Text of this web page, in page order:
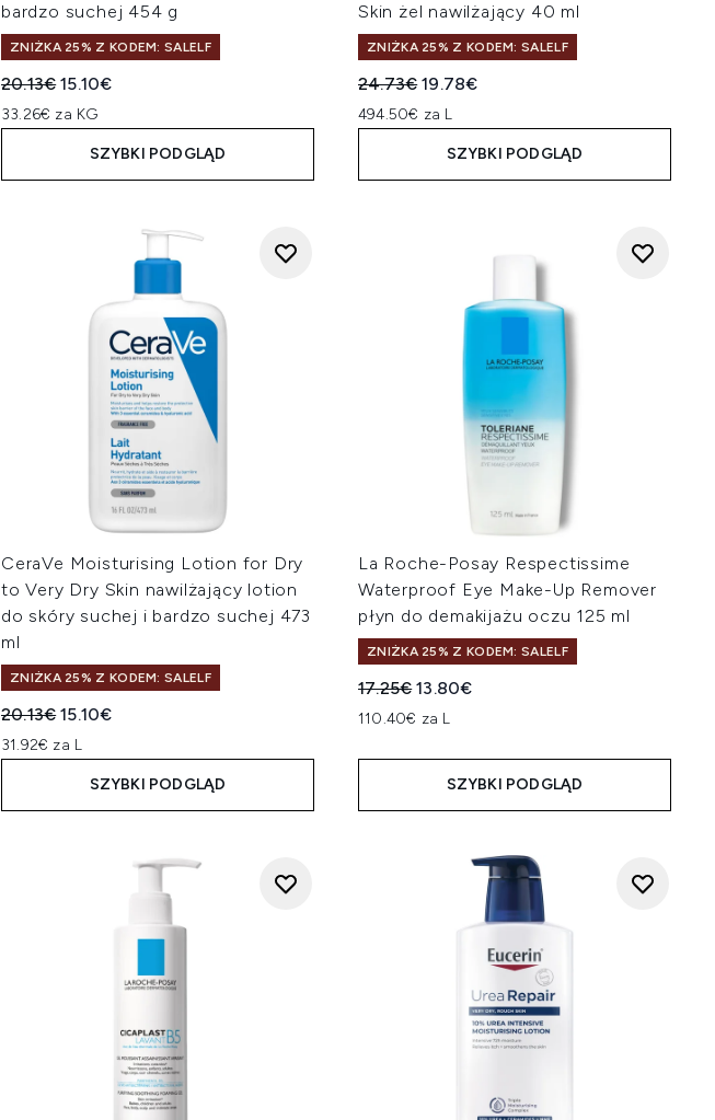
bardzo suchej 454 g
ZNIŻKA 25% Z KODEM: SALELF
Sugerowana cena detaliczna:
20.13€Aktualna cena:
15.10€
33.26€ za KG
SZYBKI PODGLĄD
Skin żel nawilżający 40 ml
ZNIŻKA 25% Z KODEM: SALELF
Sugerowana cena detaliczna:
24.73€Aktualna cena:
19.78€
494.50€ za L
SZYBKI PODGLĄD
CeraVe Moisturising Lotion for Dry
to Very Dry Skin nawilżający lotion
do skóry suchej i bardzo suchej 473
ml
ZNIŻKA 25% Z KODEM: SALELF
Sugerowana cena detaliczna:
20.13€Aktualna cena:
15.10€
31.92€ za L
SZYBKI PODGLĄD
La Roche-Posay Respectissime
Waterproof Eye Make-Up Remover
płyn do demakijażu oczu 125 ml
ZNIŻKA 25% Z KODEM: SALELF
Sugerowana cena detaliczna:
17.25€Aktualna cena:
13.80€
110.40€ za L
SZYBKI PODGLĄD